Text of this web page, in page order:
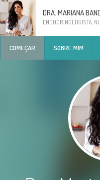
DRA. MARIANA
ENDOCRINOLOGISTA,
COMEÇAR SOBRE MIM